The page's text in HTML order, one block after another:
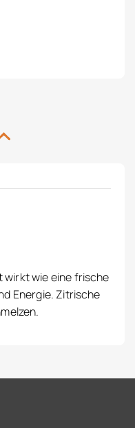
wie eine frische
Energie. Zitrische